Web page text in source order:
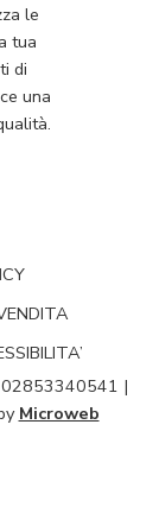
le
tua
di
una
02853340541 |
Microweb